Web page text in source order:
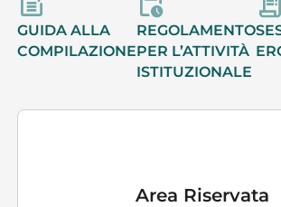
GUIDA ALLA
COMPILAZIONE
REGOLAMENTO
PER L’ATTIVITÀ
ISTITUZIONALE
Area Riservata